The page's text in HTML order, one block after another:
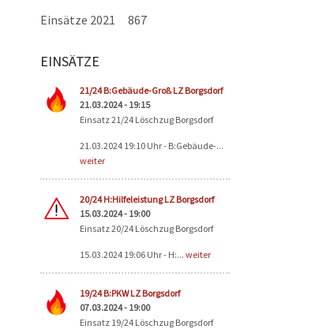
Einsätze 2021 867
EINSÄTZE
21/24 B:Gebäude-Groß LZ Borgsdorf
21.03.2024 - 19:15
Einsatz 21/24 Löschzug Borgsdorf
21.03.2024 19:10 Uhr - B:Gebäude-...
weiter
20/24 H:Hilfeleistung LZ Borgsdorf
15.03.2024 - 19:00
Einsatz 20/24 Löschzug Borgsdorf
15.03.2024 19:06 Uhr - H:... weiter
19/24 B:PKW LZ Borgsdorf
07.03.2024 - 19:00
Einsatz 19/24 Löschzug Borgsdorf
Seiten